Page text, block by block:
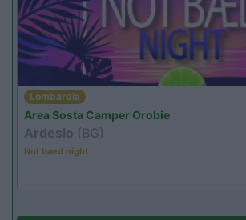
Lombardia
Area Sosta Camper Orobie
Ardesio (BG)
Not baed night